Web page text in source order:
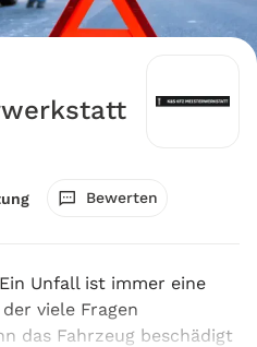
Bewerten
Unfall ist immer eine
viele Fragen
das Fahrzeug beschädigt